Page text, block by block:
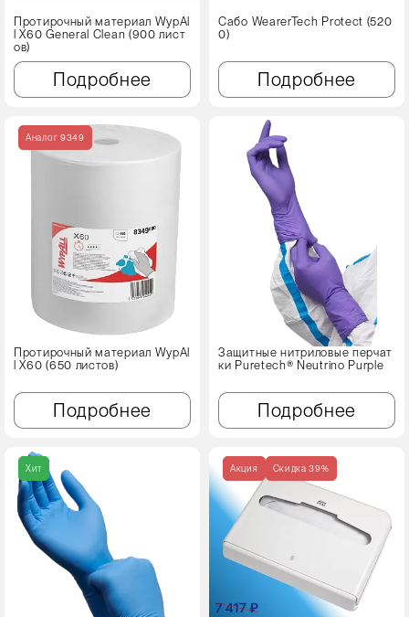
Протирочный материал WypAl
l X60 Genеral Clean (900 лист
ов)
Подробнее
Сабо WearerTech Protect (520
0)
Подробнее
Аналог 9349
Протирочный материал WypAl
l X60 (650 листов)
Подробнее
Защитные нитриловые перчат
ки Puretech® Neutrino Purple
Подробнее
Хит Акция Cкидка 39%